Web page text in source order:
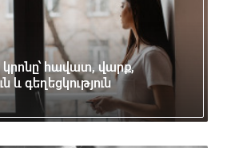
կրոնը՝ հավատ, վարք,
և գեղեցկություն